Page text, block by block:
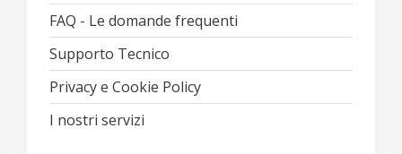
FAQ - Le domande frequenti
Supporto Tecnico
Privacy e Cookie Policy
I nostri servizi